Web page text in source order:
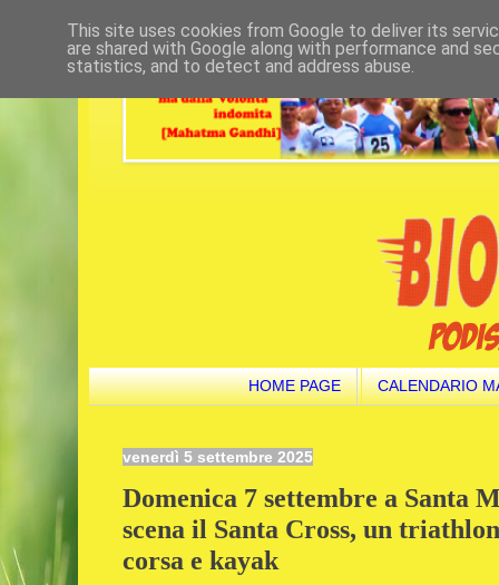
HOME PAGE CALENDARIO
venerdì 5 settembre 2025
Domenica 7 settembre a Santa
scena il Santa Cross, un
corsa e kayak
This site uses cookies from Google to deliver its
are shared with Google along with performance and
statistics, and to detect and address abuse.